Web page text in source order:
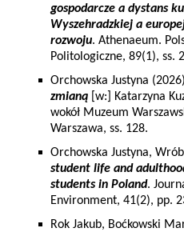
gospodarcze a dystans
Wyszehradzkiej a
rozwoju. Athenaeum.
Politologiczne, 89(1), ss.
Orchowska Justyna (2026)
zmianą [w:] Katarzyna
wokół Muzeum
Warszawa, ss. 128.
Orchowska Justyna,
student life and
students in Poland.
Environment, 41(2), pp.
Rok Jakub, Boćkowski